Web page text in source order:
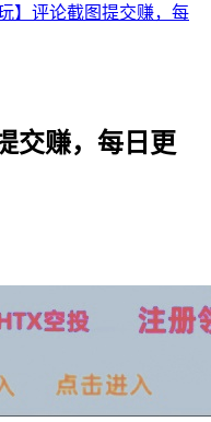
】评论截图提交赚，每
交赚，每日更